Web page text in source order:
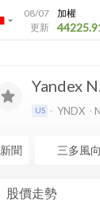
arrow_drop_down
08/07
更新
加權
Yandex
US YNDX
新聞 三多風
股價走勢